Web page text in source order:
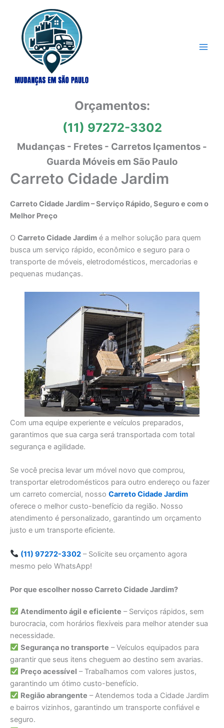
conteúdo
Orçamentos:
(11) 97272-3302
Mudanças - Fretes - Carretos Içamentos -
Guarda Móveis em São Paulo
Carreto Cidade Jardim
Carreto Cidade Jardim – Serviço Rápido, Seguro e com o
Melhor Preço
O Carreto Cidade Jardim é a melhor solução para quem
busca um serviço rápido, econômico e seguro para o
transporte de móveis, eletrodomésticos, mercadorias e
pequenas mudanças.
Com uma equipe experiente e veículos preparados,
garantimos que sua carga será transportada com total
segurança e agilidade.
Se você precisa levar um móvel novo que comprou,
transportar eletrodomésticos para outro endereço ou fazer
um carreto comercial, nosso Carreto Cidade Jardim
oferece o melhor custo-benefício da região. Nosso
atendimento é personalizado, garantindo um orçamento
justo e um transporte eficiente.
(11) 97272-3302– Solicite seu orçamento agora
mesmo pelo WhatsApp!
Por que escolher nosso Carreto Cidade Jardim?
Atendimento ágil e eficiente – Serviços rápidos, sem
burocracia, com horários flexíveis para melhor atender sua
necessidade.
Segurança no transporte – Veículos equipados para
garantir que seus itens cheguem ao destino sem avarias.
Preço acessível – Trabalhamos com valores justos,
garantindo um ótimo custo-benefício.
Região abrangente – Atendemos toda a Cidade Jardim
e bairros vizinhos, garantindo um transporte confiável e
seguro.